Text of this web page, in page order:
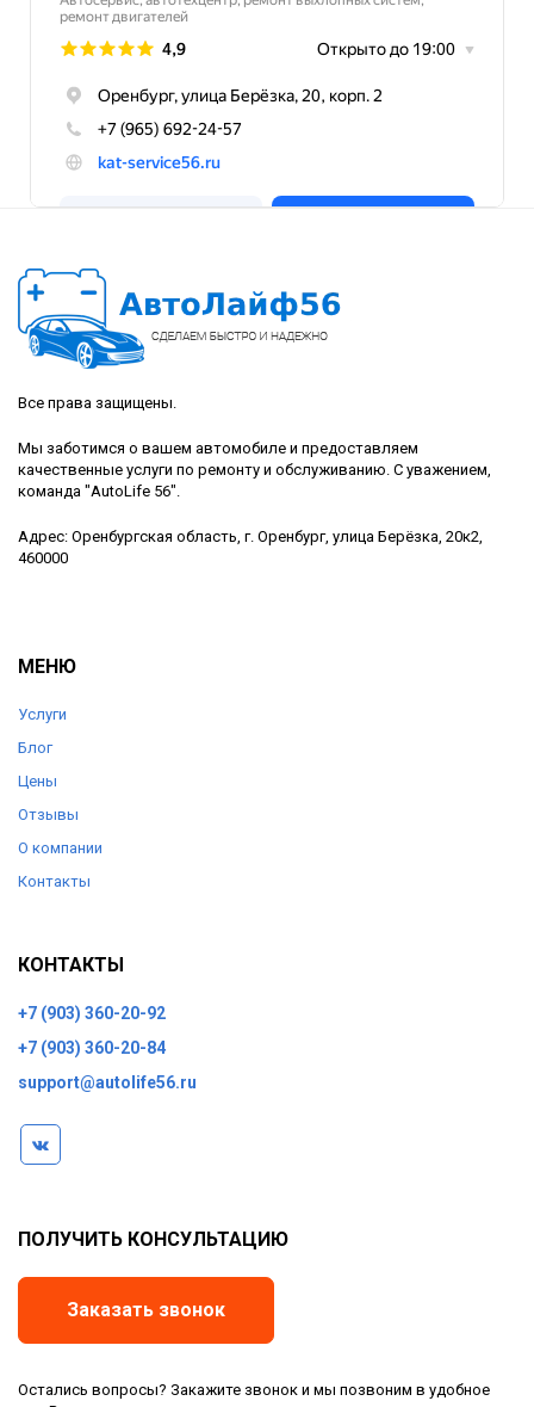
Все права защищены.
Мы заботимся о вашем автомобиле и предоставляем
качественные услуги по ремонту и обслуживанию. С уважением,
команда "AutoLife 56".
Адрес: Оренбургская область, г. Оренбург, улица Берёзка, 20к2,
460000
МЕНЮ
Услуги
Блог
Цены
Отзывы
О компании
Контакты
КОНТАКТЫ
+7 (903) 360-20-92
+7 (903) 360-20-84
support@autolife56.ru
ПОЛУЧИТЬ КОНСУЛЬТАЦИЮ
Заказать звонок
Остались вопросы? Закажите звонок и мы позвоним в удобное